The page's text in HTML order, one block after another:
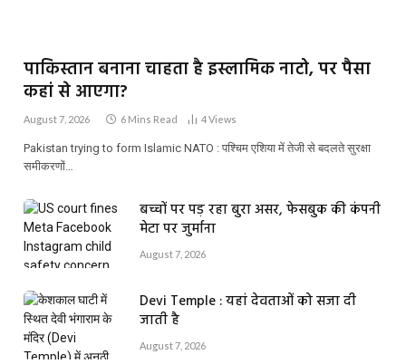
पाकिस्तान बनाना चाहता है इस्लामिक नाटो, पर पैसा
कहां से आएगा?
August 7, 2026 6 Mins Read 4Views
Pakistan trying to form Islamic NATO : पश्चिम एशिया में तेजी से बदलते सुरक्षा
समीकरणों…
बच्चों पर पड़ रहा बुरा असर, फेसबुक की कंपनी
मेटा पर जुर्माना
August 7, 2026
Devi Temple : यहां देवताओं को सजा दी
जाती है
August 7, 2026